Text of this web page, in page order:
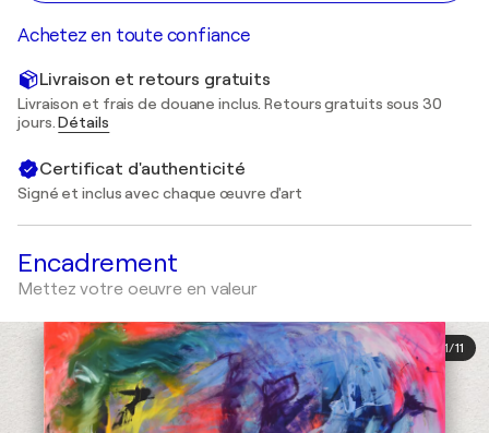
Achetez en toute confiance
Livraison et retours gratuits
Livraison et frais de douane inclus. Retours gratuits sous 30
jours.Détails
Certificat d'authenticité
Signé et inclus avec chaque œuvre d'art
Encadrement
Mettez votre oeuvre en valeur
1/11